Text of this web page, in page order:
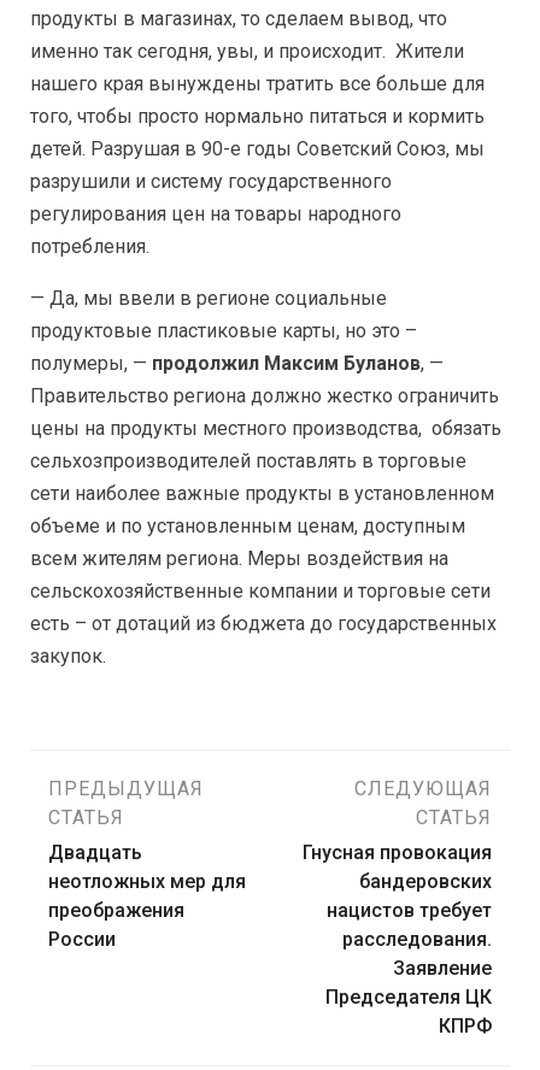
продукты в магазинах, то сделаем вывод, что
именно так сегодня, увы, и происходит. Жители
нашего края вынуждены тратить все больше для
того, чтобы просто нормально питаться и кормить
детей. Разрушая в 90-е годы Советский Союз, мы
разрушили и систему государственного
регулирования цен на товары народного
потребления.
— Да, мы ввели в регионе социальные
продуктовые пластиковые карты, но это –
полумеры, — продолжил Максим Буланов, —
Правительство региона должно жестко ограничить
цены на продукты местного производства, обязать
сельхозпроизводителей поставлять в торговые
сети наиболее важные продукты в установленном
объеме и по установленным ценам, доступным
всем жителям региона. Меры воздействия на
сельскохозяйственные компании и торговые сети
есть – от дотаций из бюджета до государственных
закупок.
Навигация
по
записям
ПРЕДЫДУЩАЯ
СТАТЬЯ
Двадцать
неотложных мер для
преображения
России
СЛЕДУЮЩАЯ
СТАТЬЯ
Гнусная провокация
бандеровских
нацистов требует
расследования.
Заявление
Председателя ЦК
КПРФ